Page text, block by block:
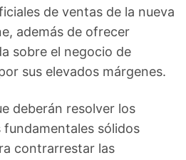
de ventas de la nueva
además de ofrecer
sobre el negocio de
sus elevados márgenes.
deberán resolver los
fundamentales sólidos
contrarrestar las